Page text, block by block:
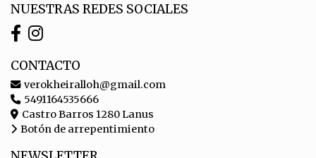
NUESTRAS REDES SOCIALES
CONTACTO
verokheiralloh@gmail.com
5491164535666
Castro Barros 1280 Lanus
Botón de arrepentimiento